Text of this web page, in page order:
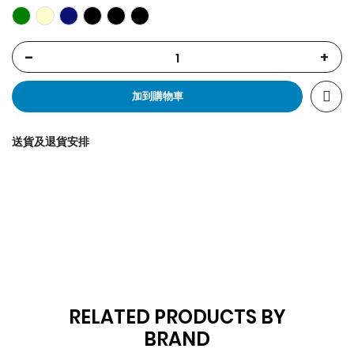
- +
加到購物車
送貨及退貨安排
RELATED PRODUCTS BY
BRAND